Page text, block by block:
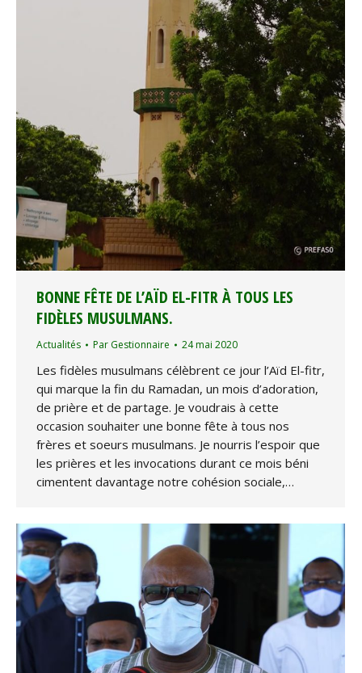
BONNE FÊTE DE L’AÏD EL-FITR À TOUS LES
FIDÈLES MUSULMANS.
Actualités Par Gestionnaire 24 mai 2020
Les fidèles musulmans célèbrent ce jour l’Aïd El-fitr,
qui marque la fin du Ramadan, un mois d’adoration,
de prière et de partage. Je voudrais à cette
occasion souhaiter une bonne fête à tous nos
frères et soeurs musulmans. Je nourris l’espoir que
les prières et les invocations durant ce mois béni
cimentent davantage notre cohésion sociale,…